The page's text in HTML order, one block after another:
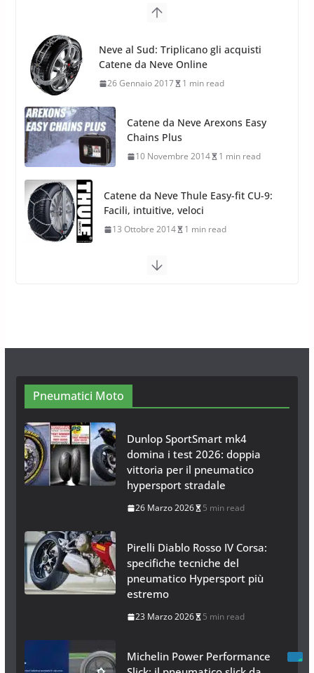
Stagioni 2022
Catene da Neve Arexons Easy
Chains Plus
10 Novembre 2014 1 min read
Catene da Neve Thule Easy-fit CU-9:
Facili, intuitive, veloci
13 Ottobre 2014 1 min read
Calze da Neve Arexocks by
Arexons
26 Ottobre 2013 1 min read
Calze da Neve per Auto 2025:
26 Gennaio 2017
Pneumatici Moto
Dunlop SportSmart mk4
domina i test 2026: doppia
vittoria per il pneumatico
hypersport stradale
26 Marzo 2026 5 min read
Pirelli Diablo Rosso IV Corsa:
specifiche tecniche del
pneumatico Hypersport più
estremo
23 Marzo 2026 5 min read
Michelin Power Performance